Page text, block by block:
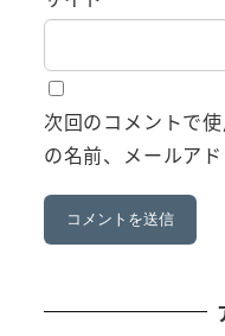
次回のコメントで
の名前、メールア